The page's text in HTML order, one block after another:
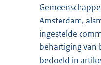
Amsterdam,
ingestelde
behartiging van
bedoeld in